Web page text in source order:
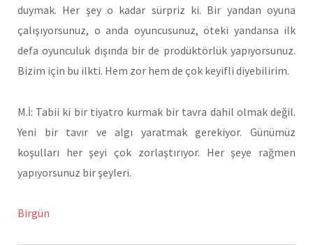
duymak. Her şey o kadar sürpriz ki. Bir yandan oyuna
çalışıyorsunuz, o anda oyuncusunuz, öteki yandansa ilk
defa oyunculuk dışında bir de prodüktörlük yapıyorsunuz.
Bizim için bu ilkti. Hem zor hem de çok keyifli diyebilirim.
M.İ: Tabii ki bir tiyatro kurmak bir tavra dahil olmak değil.
Yeni bir tavır ve algı yaratmak gerekiyor. Günümüz
koşulları her şeyi çok zorlaştırıyor. Her şeye rağmen
yapıyorsunuz bir şeyleri.
Birgün